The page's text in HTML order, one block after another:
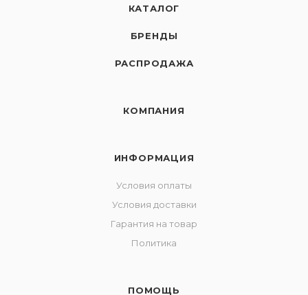
КАТАЛОГ
БРЕНДЫ
РАСПРОДАЖА
КОМПАНИЯ
ИНФОРМАЦИЯ
Условия оплаты
Условия доставки
Гарантия на товар
Политика
ПОМОЩЬ